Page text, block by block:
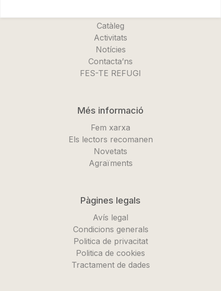
Catàleg
Activitats
Notícies
Contacta’ns
FES-TE REFUGI
Més informació
Fem xarxa
Els lectors recomanen
Novetats
Agraïments
Pàgines legals
Avís legal
Condicions generals
Politica de privacitat
Politica de cookies
Tractament de dades